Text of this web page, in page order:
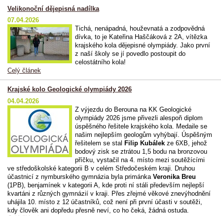
Velikonoční dějepisná nadílka
07.04.2026
Tichá, nenápadná, houževnatá a zodpovědná
dívka, to je Kateřina Haščáková z 2A, vítězka
krajského kola dějepisné olympiády. Jako první
z naší školy se jí povedlo postoupit do
celostátního kola!
Celý článek
Krajské kolo Geologické olympiády 2026
04.04.2026
Z výjezdu do Berouna na KK Geologické
olympiády 2026 jsme přivezli alespoň diplom
úspěšného řešitele krajského kola. Medaile se
našim nejlepším geologům vyhýbají. Úspěšným
řešitelem se stalFilip Kubálek ze 6XB, jehož
bodový zisk se ztrátou 1,5 bodu na bronzovou
příčku, vystačil na 4. místo mezi soutěžícími
ve středoškolské kategorii B v celém Středočeském kraji. Druhou
účastnicí z nymburského gymnázia byla primánka Veronika Breu
(1PB), benjamínek v kategorii A, kde proti ní stáli především nejlepší
kvartáni z různých gymnázií v kraji. Přes zřejmé věkové znevýhodnění
uhájila 10. místo z 12 účastníků, což není při první účasti v soutěži,
kdy člověk ani dopředu přesně neví, co ho čeká, žádná ostuda.